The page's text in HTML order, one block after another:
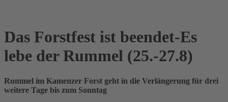
Das Forstfest ist beendet-Es
lebe der Rummel (25.-27.8)
Rummel im Kamenzer Forst geht in die Verlängerung für drei
weitere Tage bis zum Sonntag